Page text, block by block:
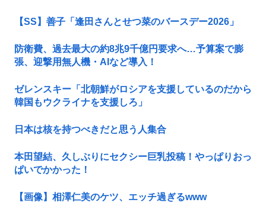
【SS】善子「逢田さんとせつ菜のバースデー2026」
防衛費、過去最大の約8兆9千億円要求へ…予算案で膨
張、迎撃用無人機・AIなど導入！
ゼレンスキー「北朝鮮がロシアを支援しているのだから
韓国もウクライナを支援しろ」
日本は核を持つべきだと思う人集合
本田望結、久しぶりにセクシー巨乳投稿！やっぱりおっ
ぱいでかかった！
【画像】相澤仁美のケツ、エッチ過ぎるwww